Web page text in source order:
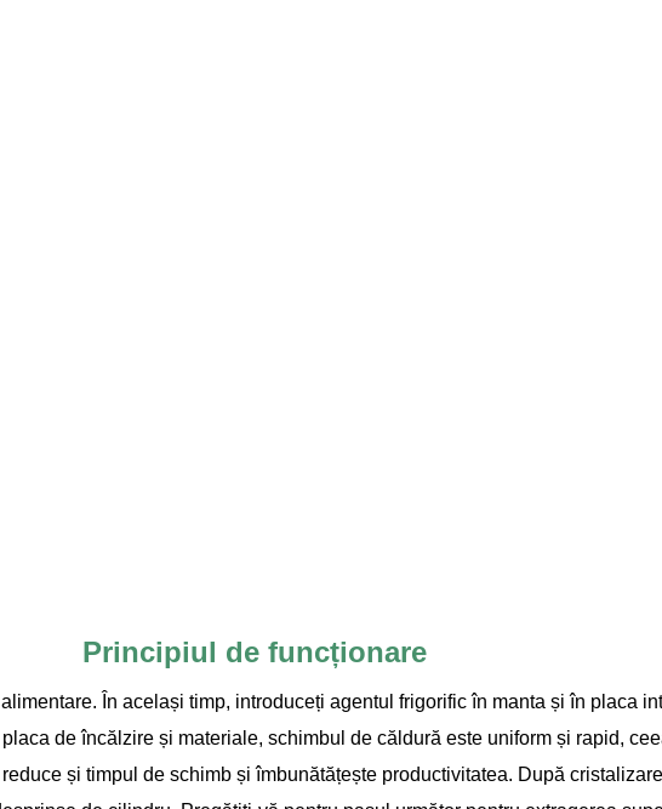
Principiul de funcționare
În același timp, introduceți agentul frigorific în manta și în placa
de încălzire și materiale, schimbul de căldură este uniform și rapid,
și timpul de schimb și îmbunătățește productivitatea. După